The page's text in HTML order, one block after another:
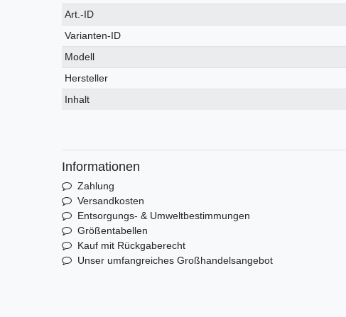
Technisches
Merkmal
Wert
Art.-ID
Varianten-ID
Modell
Hersteller
Inhalt
Informationen
Zahlung
Versandkosten
Entsorgungs- & Umweltbestimmungen
Größentabellen
Kauf mit Rückgaberecht
Unser umfangreiches Großhandelsangebot